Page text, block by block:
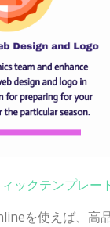
ックテンプレー
を使えば、高